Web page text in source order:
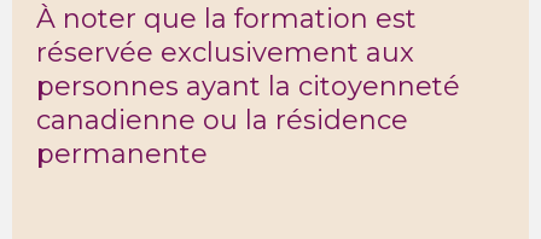
À noter que la formation est
réservée exclusivement aux
personnes ayant la citoyenneté
canadienne ou la résidence
permanente